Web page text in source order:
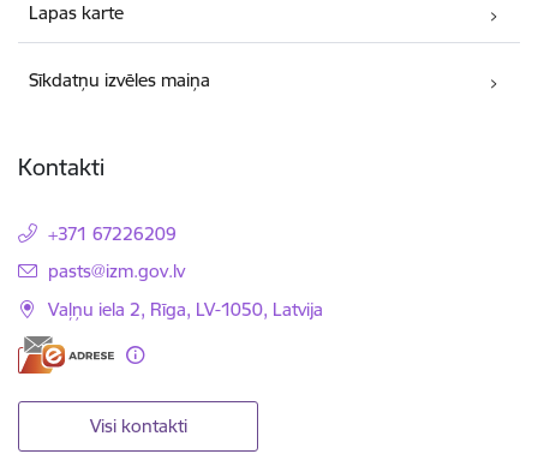
Lapas karte
Sīkdatņu izvēles maiņa
Kontakti
+371 67226209
E-pasts:
pasts@izm.gov.lv
Vaļņu iela 2, Rīga, LV-1050, Latvija
Visi kontakti